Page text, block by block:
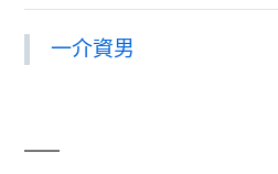
一介資男